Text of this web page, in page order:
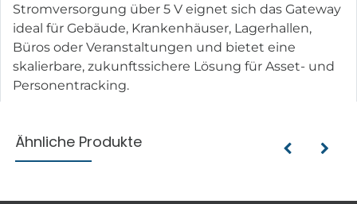
Stromversorgung über 5 V eignet sich das Gateway
ideal für Gebäude, Krankenhäuser, Lagerhallen,
Büros oder Veranstaltungen und bietet eine
skalierbare, zukunftssichere Lösung für Asset- und
Personentracking.
Ähnliche Produkte